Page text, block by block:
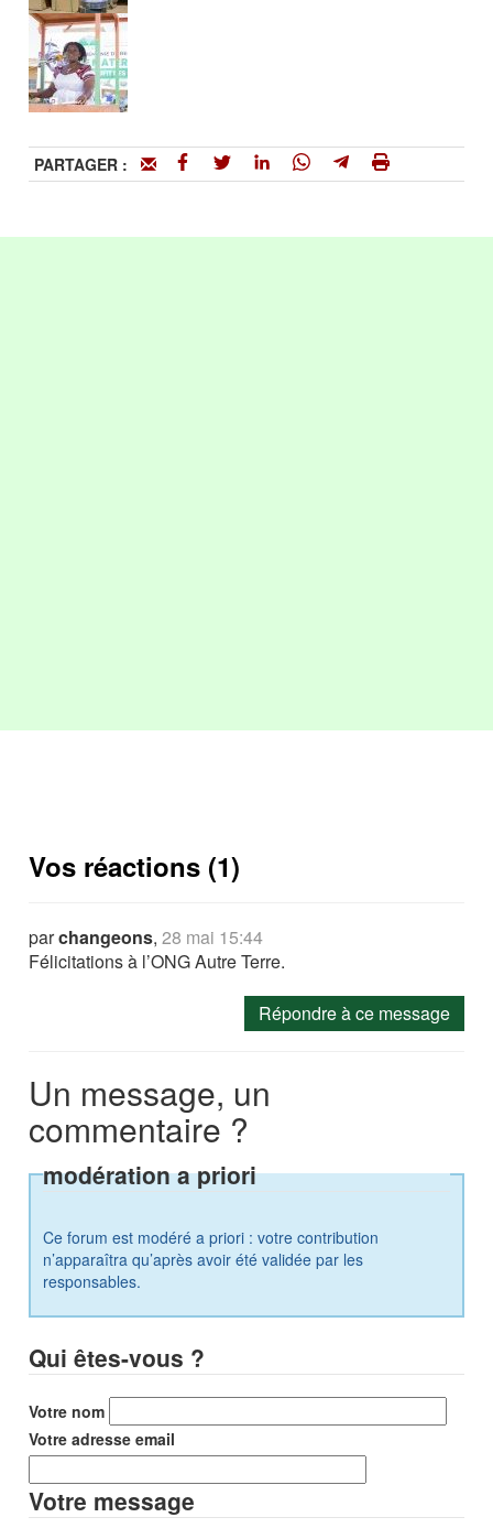
PARTAGER :
Vos réactions (1)
parchangeons,28 mai 15:44
Félicitations à l’ONG Autre Terre.
Répondre à ce message
Un message, un
commentaire ?
modération a priori
Ce forum est modéré a priori : votre contribution
n’apparaîtra qu’après avoir été validée par les
responsables.
Qui êtes-vous ?
Votre nom
Votre adresse email
Votre message